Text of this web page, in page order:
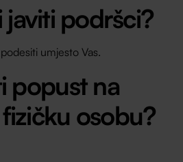
javiti podršci?
umjesto Vas.
popust na
osobu?